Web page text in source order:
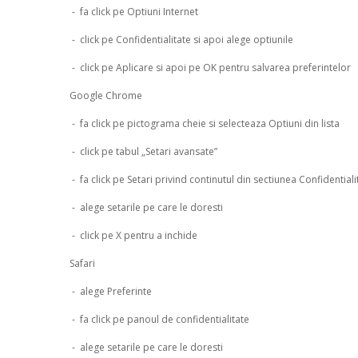
- fa click pe Optiuni Internet
- click pe Confidentialitate si apoi alege optiunile
- click pe Aplicare si apoi pe OK pentru salvarea preferintelor
Google Chrome
- fa click pe pictograma cheie si selecteaza Optiuni din lista
- click pe tabul „Setari avansate”
- fa click pe Setari privind continutul din sectiunea
- alege setarile pe care le doresti
- click pe X pentru a inchide
Safari
- alege Preferinte
- fa click pe panoul de confidentialitate
- alege setarile pe care le doresti